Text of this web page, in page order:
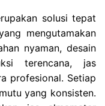
solusi tepat
mengutamakan
nyaman, desain
terencana, jas
profesional. Setiap
yang konsisten.